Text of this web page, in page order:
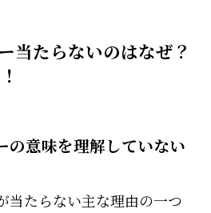
当たらないのはなぜ？
の意味を理解していない
当たらない主な理由の一つ